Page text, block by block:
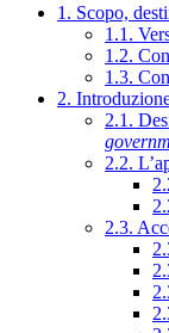
1. Scopo,
1.1.
1.2.
1.3.
2.
2.1.
2.2.
2.3.